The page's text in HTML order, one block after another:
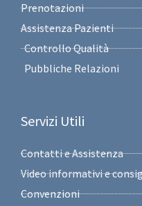
Prenotazioni
Assistenza Pazienti
Controllo Qualità
Pubbliche Relazioni
Servizi Utili
Contatti e Assistenza
Video informativi e
Convenzioni